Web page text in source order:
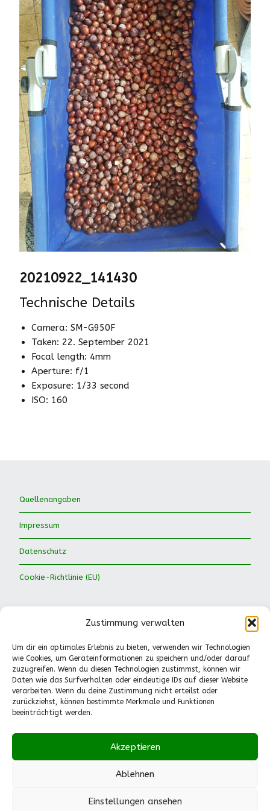
Zustimmung verwalten
Um dir ein optimales Erlebnis zu bieten, verwenden wir Technologien
wie Cookies, um Geräteinformationen zu speichern und/oder darauf
zuzugreifen. Wenn du diesen Technologien zustimmst, können wir
Daten wie das Surfverhalten oder eindeutige IDs auf dieser Website
verarbeiten. Wenn du deine Zustimmung nicht erteilst oder
zurückziehst, können bestimmte Merkmale und Funktionen
beeinträchtigt werden.
Akzeptieren
Ablehnen
Einstellungen ansehen
20210922_141430
Technische Details
Camera: SM-G950F
Taken: 22. September 2021
Focal length: 4mm
Aperture: f/1
Exposure: 1/33 second
ISO: 160
Quellenangaben
Impressum
Datenschutz
Cookie-Richtlinie (EU)
Waldkinder Ismaning e.V.
Dorfstraße 66
85737 Ismaning
Tel.: 089-41611244
(Mo.-Fr., 13-14.30 Uhr):
info@waldkinder-ismaning.de